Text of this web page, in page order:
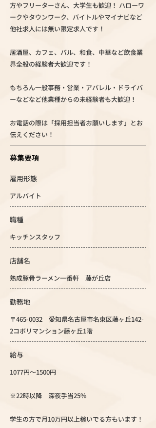
方やフリーターさん、大学生も歓迎！ ハローワ
ークやタウンワーク、バイトルやマイナビなど
他社求人には無い限定求人です！
居酒屋、カフェ、バル、和食、中華など飲食業
界全般の経験者大歓迎です！
もちろん一般事務・営業・アパレル・ドライバ
ーなどなど他業種からの未経験者も大歓迎！
お電話の際は「採用担当者お願いします」とお
伝えください！
募集要項
雇用形態
アルバイト
職種
キッチンスタッフ
店舗名
熟成豚骨ラーメン一番軒 藤が丘店
勤務地
〒465-0032 愛知県名古屋市名東区藤ヶ丘142-
2コボリマンション藤ヶ丘1階
給与
1077円～1500円
※22時以降 深夜手当25%
学生の方で月10万円以上稼いでる方もいます！